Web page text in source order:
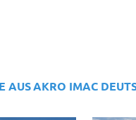
AUSAKRO IMAC